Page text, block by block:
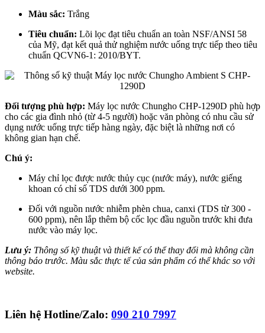
Màu sắc: Trắng
Tiêu chuẩn: Lõi lọc đạt tiêu chuẩn an toàn NSF/ANSI 58
của Mỹ, đạt kết quả thử nghiệm nước uống trực tiếp theo tiêu
chuẩn QCVN6-1: 2010/BYT.
Đối tượng phù hợp: Máy lọc nước Chungho CHP-1290D phù hợp
cho các gia đình nhỏ (từ 4-5 người) hoặc văn phòng có nhu cầu sử
dụng nước uống trực tiếp hàng ngày, đặc biệt là những nơi có
không gian hạn chế.
Chú ý:
Máy chỉ lọc được nước thủy cục (nước máy), nước giếng
khoan có chỉ số TDS dưới 300 ppm.
Đối với nguồn nước nhiễm phèn chua, canxi (TDS từ 300 -
600 ppm), nên lắp thêm bộ cốc lọc đầu nguồn trước khi đưa
nước vào máy lọc.
Lưu ý: Thông số kỹ thuật và thiết kế có thể thay đổi mà không cần
thông báo trước. Màu sắc thực tế của sản phẩm có thể khác so với
website.
Liên hệ Hotline/Zalo: 090 210 7997